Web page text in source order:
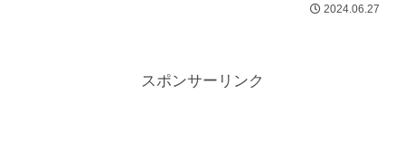
いう言葉も耳にするようになりまし2024.06.27
スポンサーリンク